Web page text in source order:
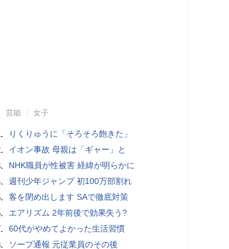
芸能 女子
りくりゅうに「そろそろ飽きた」
イオン事故 母親は「ギャー」と
NHK職員が性被害 経緯が明らかに
週刊少年ジャンプ 初100万部割れ
客を閉め出します SAで徹底対策
エアリズム 2年前後で効果失う?
60代がやめてよかった生活習慣
ソープ通報 元従業員のその後